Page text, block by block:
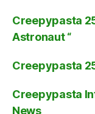
Creepypasta
Astronaut “
Creepypasta
Creepypasta
News